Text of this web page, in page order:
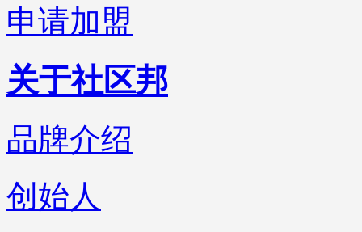
申请加盟
关于社区邦
品牌介绍
创始人